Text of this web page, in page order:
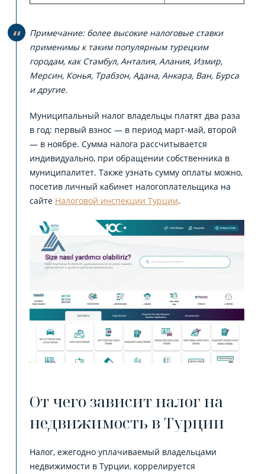
Примечание: более высокие налоговые ставки
применимы к таким популярным турецким
городам, как Стамбул, Анталия, Алания, Измир,
Мерсин, Конья, Трабзон, Адана, Анкара, Ван, Бурса
и другие.
Муниципальный налог владельцы платят два раза
в год: первый взнос — в период март-май, второй
— в ноябре. Сумма налога рассчитывается
индивидуально, при обращении собственника в
муниципалитет. Также узнать сумму оплаты можно,
посетив личный кабинет налогоплательщика на
сайте Налоговой инспекции Турции.
От чего зависит налог на
недвижимость в Турции
Налог, ежегодно уплачиваемый владельцами
недвижимости в Турции, коррелируется